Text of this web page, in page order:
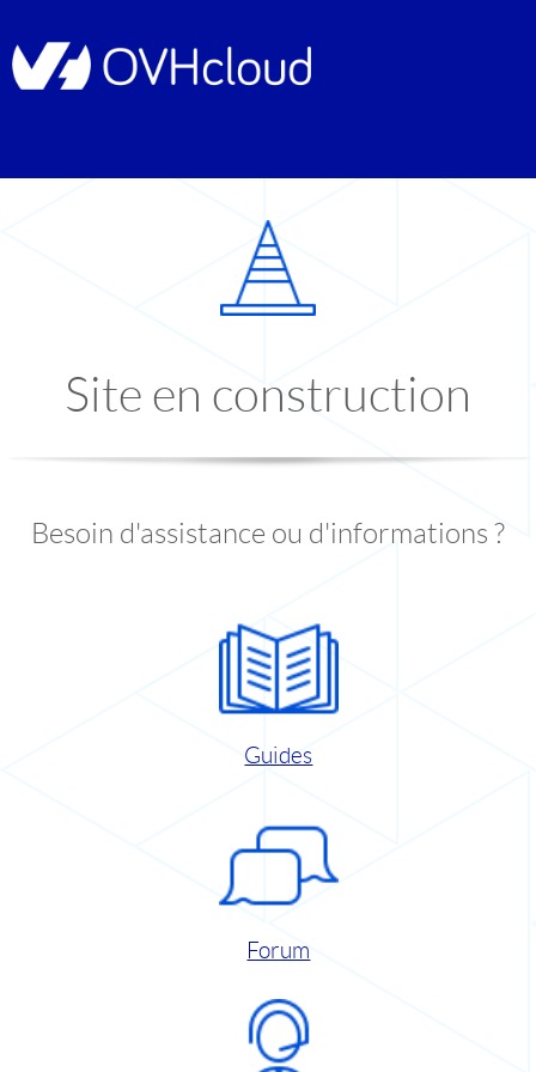
Site en construction
Besoin d'assistance ou d'informations ?
Guides
Forum